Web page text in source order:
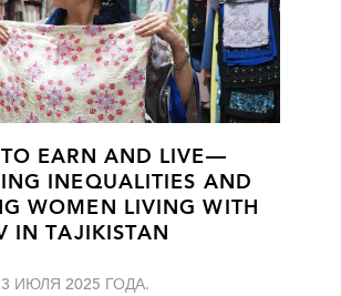
TO EARN AND LIVE—
INEQUALITIES AND
WOMEN LIVING WITH
IN TAJIKISTAN
ИЮЛЯ 2025 ГОДА.